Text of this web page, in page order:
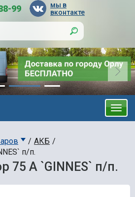
99
мы в
вконтакте
АКБ
п/п.
75 А `GINNES` п/п.